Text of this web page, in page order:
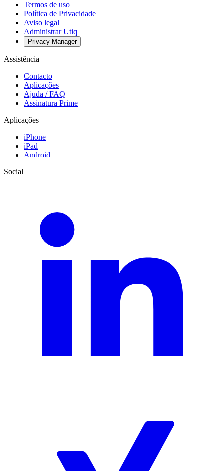
Termos de uso
Política de Privacidade
Aviso legal
Administrar Utiq
Privacy-Manager
Assistência
Contacto
Aplicações
Ajuda / FAQ
Assinatura Prime
Aplicações
iPhone
iPad
Android
Social